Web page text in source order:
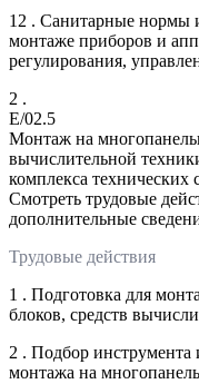
12 . Санитарные нормы
монтаже приборов и
регулирования,
2 .
E/02.5
Монтаж на
вычислительной
комплекса технических
Смотреть трудовые
дополнительные
Трудовые действия
1 . Подготовка для
блоков, средств
2 . Подбор
монтажа на